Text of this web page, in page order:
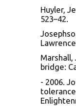
Huyler,
523–42.
Marshall,
bridge:
- 2006.